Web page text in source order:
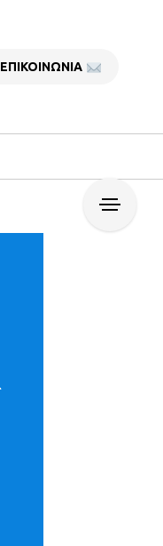
ΕΠΙΚΟΙΝΩΝΙΑ